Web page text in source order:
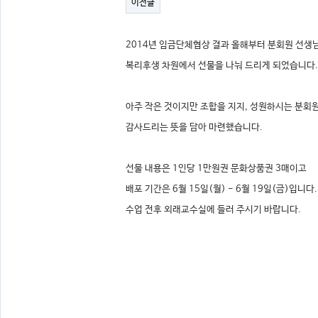
이전글
2014년 임금단체협상 결과 올해부터 분회원 선생
복리후생 차원에서 선물을 나눠 드리게 되었습니다.
아주 작은 것이지만 조합을 지지, 성원하시는 분회
감사드리는 뜻을 담아 마련했습니다.​
선물 내용은 1인당 1만원권 문화상품권 3매이고
배포 기간은 6월 15일(월) - 6월 19일(금)입니다.
수업 전후 외래교수실에 들러 주시기 바랍니다.